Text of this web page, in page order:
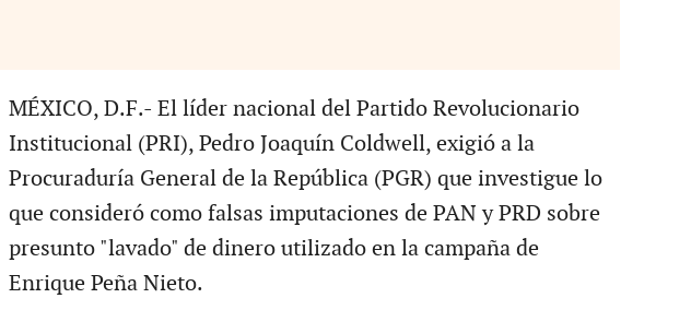
MÉXICO, D.F.- El líder nacional del Partido Revolucionario
Institucional (PRI), Pedro Joaquín Coldwell, exigió a la
Procuraduría General de la República (PGR) que investigue lo
que consideró como falsas imputaciones de PAN y PRD sobre
presunto "lavado" de dinero utilizado en la campaña de
Enrique Peña Nieto.